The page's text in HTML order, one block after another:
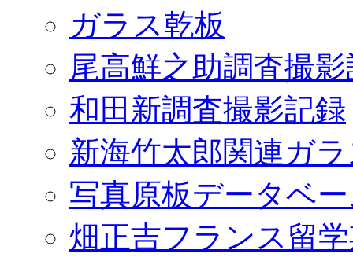
ガラス乾板
尾高鮮之助調査撮
和田新調査撮影記録
新海竹太郎関連ガ
写真原板データベ
畑正吉フランス留